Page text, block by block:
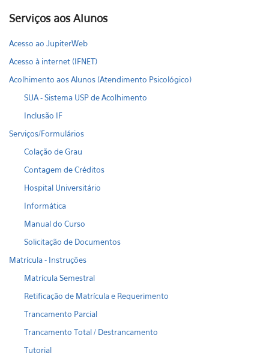
Serviços aos Alunos
Acesso ao JupiterWeb
Acesso à internet (IFNET)
Acolhimento aos Alunos (Atendimento Psicológico)
SUA - Sistema USP de Acolhimento
Inclusão IF
Serviços/Formulários
Colação de Grau
Contagem de Créditos
Hospital Universitário
Informática
Manual do Curso
Solicitação de Documentos
Matrícula - Instruções
Matrícula Semestral
Retificação de Matrícula e Requerimento
Trancamento Parcial
Trancamento Total / Destrancamento
Tutorial